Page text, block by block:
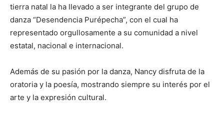
tierra natal la ha llevado a ser integrante del grupo de
danza “Desendencia Purépecha”, con el cual ha
representado orgullosamente a su comunidad a nivel
estatal, nacional e internacional.
Además de su pasión por la danza, Nancy disfruta de la
oratoria y la poesía, mostrando siempre su interés por el
arte y la expresión cultural.